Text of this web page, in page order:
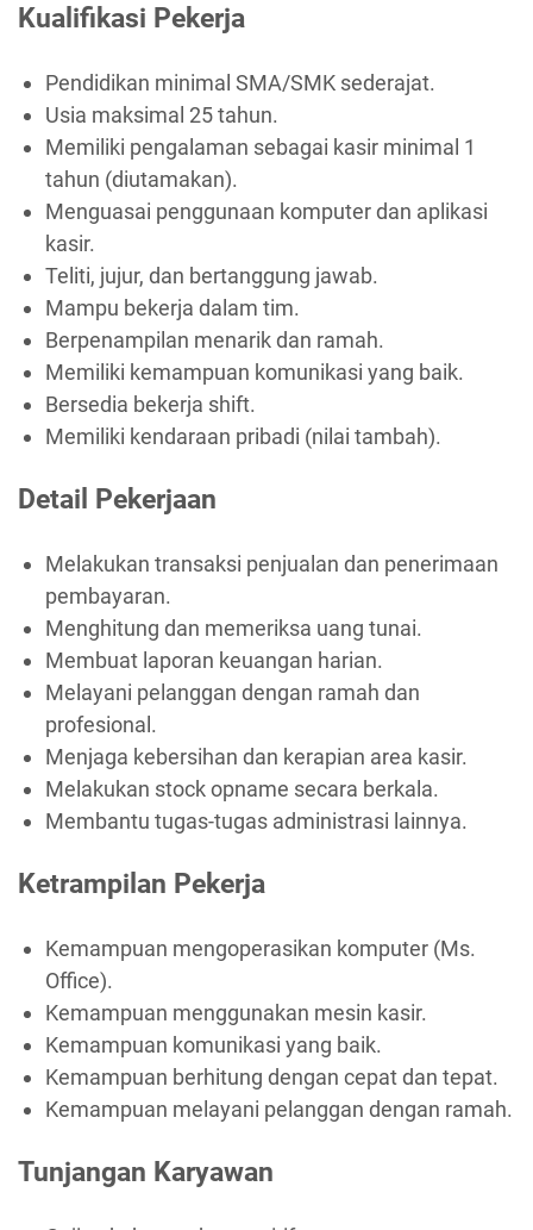
Kualifikasi Pekerja
Pendidikan minimal SMA/SMK sederajat.
Usia maksimal 25 tahun.
Memiliki pengalaman sebagai kasir minimal 1
tahun (diutamakan).
Menguasai penggunaan komputer dan aplikasi
kasir.
Teliti, jujur, dan bertanggung jawab.
Mampu bekerja dalam tim.
Berpenampilan menarik dan ramah.
Memiliki kemampuan komunikasi yang baik.
Bersedia bekerja shift.
Memiliki kendaraan pribadi (nilai tambah).
Detail Pekerjaan
Melakukan transaksi penjualan dan penerimaan
pembayaran.
Menghitung dan memeriksa uang tunai.
Membuat laporan keuangan harian.
Melayani pelanggan dengan ramah dan
profesional.
Menjaga kebersihan dan kerapian area kasir.
Melakukan stock opname secara berkala.
Membantu tugas-tugas administrasi lainnya.
Ketrampilan Pekerja
Kemampuan mengoperasikan komputer (Ms.
Office).
Kemampuan menggunakan mesin kasir.
Kemampuan komunikasi yang baik.
Kemampuan berhitung dengan cepat dan tepat.
Kemampuan melayani pelanggan dengan ramah.
Tunjangan Karyawan